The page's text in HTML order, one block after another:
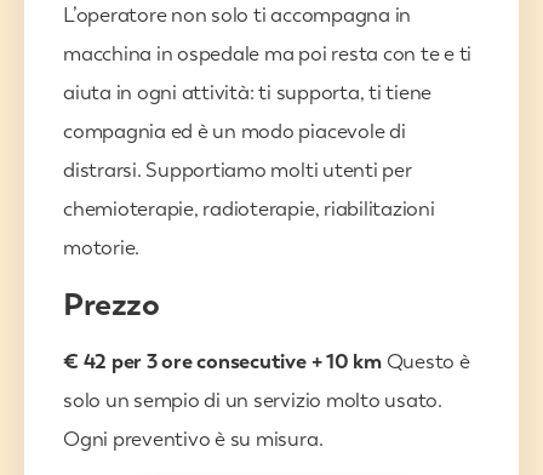
L’operatore non solo ti accompagna in
macchina in ospedale ma poi resta con te e ti
aiuta in ogni attività: ti supporta, ti tiene
compagnia ed è un modo piacevole di
distrarsi. Supportiamo molti utenti per
chemioterapie, radioterapie, riabilitazioni
motorie.
Prezzo
€ 42 per 3 ore consecutive + 10 km Questo è
solo un sempio di un servizio molto usato.
Ogni preventivo è su misura.